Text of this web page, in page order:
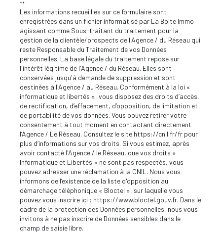
**
Les informations recueillies sur ce formulaire sont
enregistrées dans un fichier informatisé par La Boite Immo
agissant comme Sous-traitant du traitement pour la
gestion de la clientèle/prospects de l'Agence / du Réseau qui
reste Responsable du Traitement de vos Données
personnelles. La base légale du traitement repose sur
l'intérêt légitime de l'Agence / du Réseau. Elles sont
conservées jusqu'à demande de suppression et sont
destinées à l'Agence / au Réseau. Conformément à la loi «
informatique et libertés », vous disposez des droits d’accès,
de rectification, d’effacement, d’opposition, de limitation et
de portabilité de vos données. Vous pouvez retirer votre
consentement à tout moment en contactant directement
l’Agence / Le Réseau. Consultez le site https://cnil.fr/fr pour
plus d’informations sur vos droits. Si vous estimez, après
avoir contacté l'Agence / le Réseau, que vos droits «
Informatique et Libertés » ne sont pas respectés, vous
pouvez adresser une réclamation à la CNIL. Nous vous
informons de l’existence de la liste d'opposition au
démarchage téléphonique « Bloctel », sur laquelle vous
pouvez vous inscrire ici : https://www.bloctel.gouv.fr. Dans le
cadre de la protection des Données personnelles, nous vous
invitons à ne pas inscrire de Données sensibles dans le
champ de saisie libre.